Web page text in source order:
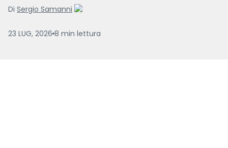
Di Sergio Samanni
23 LUG, 2026 8 min lettura